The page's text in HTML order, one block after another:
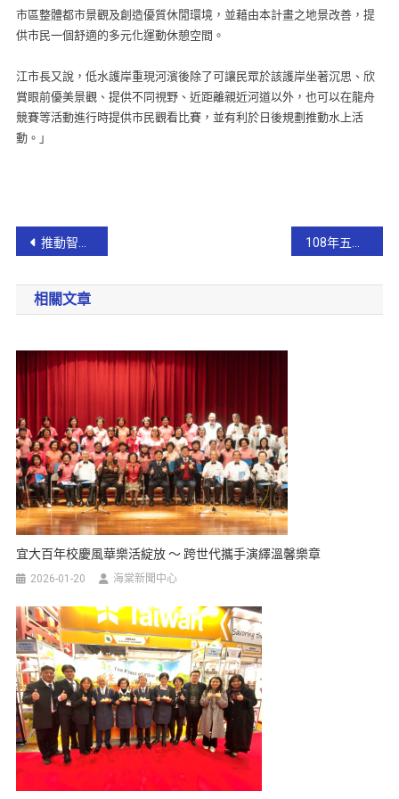
市區整體都市景觀及創造優質休閒環境，並藉由本計畫之地景改善，提
供市民一個舒適的多元化運動休憩空間。
江市長又說，低水護岸重現河濱後除了可讓民眾於該護岸坐著沉思、欣
賞眼前優美景觀、提供不同視野、近距離親近河道以外，也可以在龍舟
競賽等活動進行時提供市民觀看比賽，並有利於日後規劃推動水上活
動。」
推動智齡友善環境 礁溪鄉公所與社區攜手打造社區守護網
相關文章
宜大百年校慶風華樂活綻放 ～ 跨世代攜手演繹溫馨樂章
2026-01-20 海棠新聞中心